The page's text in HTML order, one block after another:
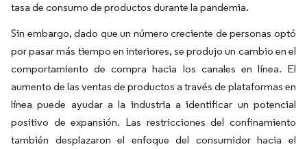
tasa de consumo de productos durante la pandemia.
Sin embargo, dado que un número creciente de personas optó
por pasar más tiempo en interiores, se produjo un cambio en el
comportamiento de compra hacia los canales en línea. El
aumento de las ventas de productos a través de plataformas en
línea puede ayudar a la industria a identificar un potencial
positivo de expansión. Las restricciones del confinamiento
también desplazaron el enfoque del consumidor hacia el